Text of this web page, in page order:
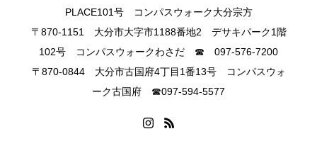
PLACE101号 コンパスウォーク大分宗方
〒870-1151 大分市大字市1188番地2 デサキパーク1階
102号 コンパスウォークわさだ ☎ 097-576-7200
〒870‐0844 大分市古国府4丁目1番13号 コンパスウォ
ーク古国府 ☎097‐594‐5577